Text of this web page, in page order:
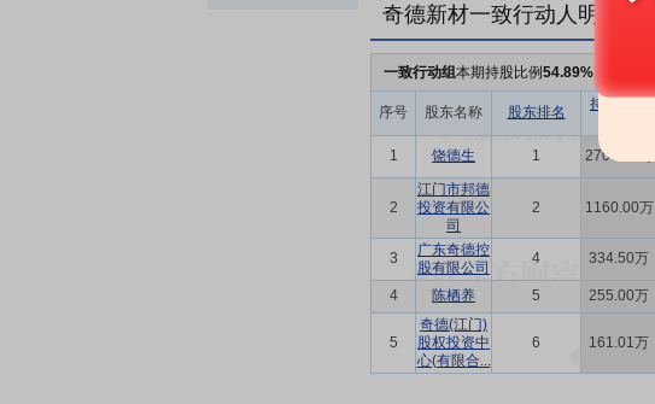
奇德新材一致行动人明细
一致行动组本期持股比例54.89%
序号 股东名称 股东排名
持股数量
1 饶德生 1 2707.95万
2
江门市邦德
投资有限公
司
2 1160.00万
3
广东奇德控
股有限公司
4 334.50万
4 陈栖养 5 255.00万
5
奇德(江门)
股权投资中
心(有限合...
6 161.01万